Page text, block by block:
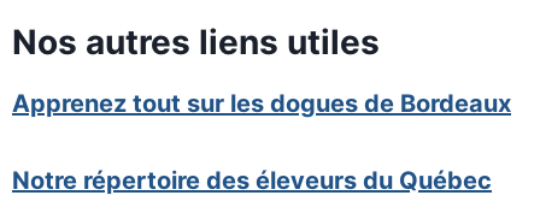
Nos autres liens utiles
Apprenez tout sur les dogues de Bordeaux
Notre répertoire des éleveurs du Québec